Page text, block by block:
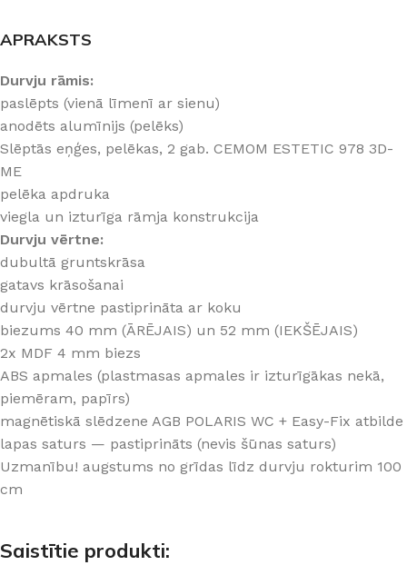
APRAKSTS
Durvju rāmis:
paslēpts (vienā līmenī ar sienu)
anodēts alumīnijs (pelēks)
Slēptās eņģes, pelēkas, 2 gab. CEMOM ESTETIC 978 3D-
ME
pelēka apdruka
viegla un izturīga rāmja konstrukcija
Durvju vērtne:
dubultā gruntskrāsa
gatavs krāsošanai
durvju vērtne pastiprināta ar koku
biezums 40 mm (ĀRĒJAIS) un 52 mm (IEKŠĒJAIS)
2x MDF 4 mm biezs
ABS apmales (plastmasas apmales ir izturīgākas nekā,
piemēram, papīrs)
magnētiskā slēdzene AGB POLARIS WC + Easy-Fix atbilde
lapas saturs — pastiprināts (nevis šūnas saturs)
Uzmanību! augstums no grīdas līdz durvju rokturim 100
cm
Saistītie produkti: